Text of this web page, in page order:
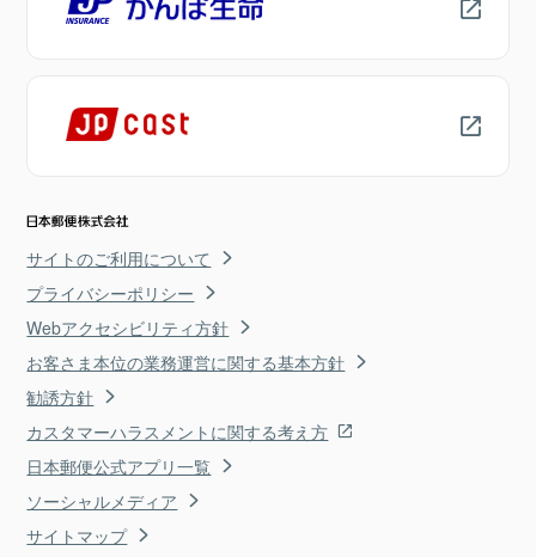
サイトのご利用について
プライバシーポリシー
Webアクセシビリティ方針
お客さま本位の業務運営に関する基本方針
勧誘方針
カスタマーハラスメントに関する考え方
日本郵便公式アプリ一覧
ソーシャルメディア
サイトマップ